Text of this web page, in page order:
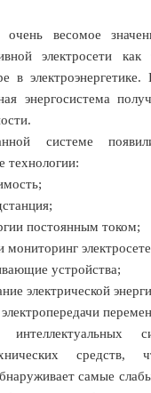
весомое
электросети как
в электроэнергетике.
энергосистема
системе
технологии:
постоянным током;
мониторинг
устройства;
электрической
интеллектуальных
самые